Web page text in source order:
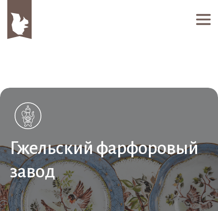
Гжельский фарфоровый
завод